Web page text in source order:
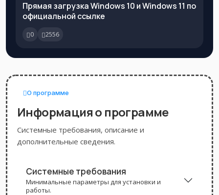
Прямая загрузка Windows 10 и Windows 11 по
официальной ссылке
0 2556
О программе
Информация о программе
Системные требования, описание и
дополнительные сведения.
Системные требования
Минимальные параметры для установки и
работы.